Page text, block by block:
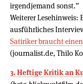
irgendjemand sonst.”
Weiterer Lesehinweis:
ausführliches
Satiriker braucht
(journalist.de, Thilo
3. Heftige Kritik an